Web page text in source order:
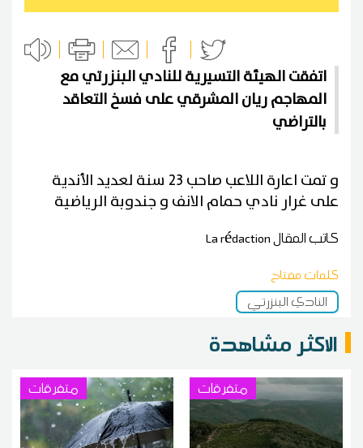
اتفقت الهيئة التسيرية للنادي البنزرتي مع
المهاجم ريان المشرقي على فسخ التعاقد
بالتراضي
و تمت اعارة اللاعب صاحب 23 سنة لعديد الأندية
على غرار نادي حمام الانف و جندوبة الرياضية
كاتب المقالLa rédaction
كلمات مفتاح
النادي البنزرتي
الاكثر مشاهدة
متفرقات متفرقات